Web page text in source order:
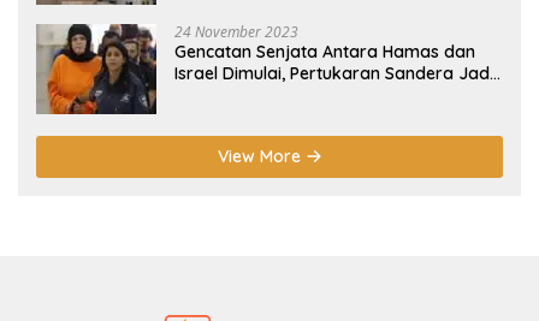
24 November 2023
Gencatan Senjata Antara Hamas dan
Israel Dimulai, Pertukaran Sandera Jadi
View More